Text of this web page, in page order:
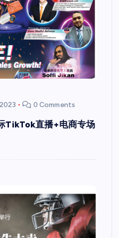
0 Comments
TikTok直播+电商专场